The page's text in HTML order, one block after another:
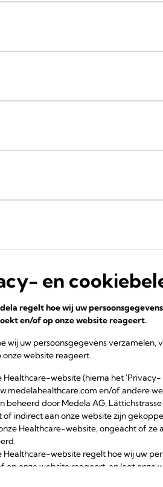
en
regelt hoe wij uw
en/of op onze website reageert.
wij uw persoonsgegevens
website reageert.
website (hierna het
en/of andere
door Medela AG,
indirect aan onze website zijn
Healthcare-website, ongeacht of
website regelt hoe wij uw
op onze website reageert, en legt onze
en hoe u deze kunt beheren.